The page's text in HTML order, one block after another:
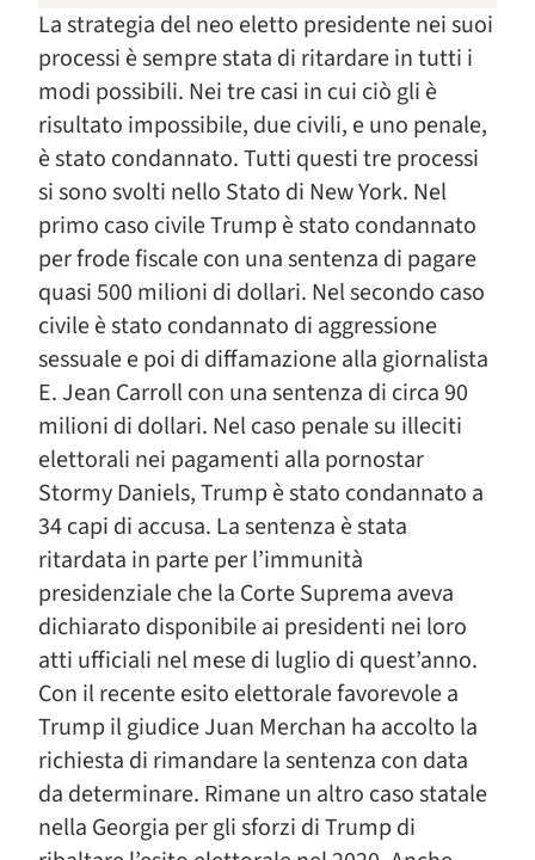
La strategia del neo eletto presidente nei suoi
processi è sempre stata di ritardare in tutti i
modi possibili. Nei tre casi in cui ciò gli è
risultato impossibile, due civili, e uno penale,
è stato condannato. Tutti questi tre processi
si sono svolti nello Stato di New York. Nel
primo caso civile Trump è stato condannato
per frode fiscale con una sentenza di pagare
quasi 500 milioni di dollari. Nel secondo caso
civile è stato condannato di aggressione
sessuale e poi di diffamazione alla giornalista
E. Jean Carroll con una sentenza di circa 90
milioni di dollari. Nel caso penale su illeciti
elettorali nei pagamenti alla pornostar
Stormy Daniels, Trump è stato condannato a
34 capi di accusa. La sentenza è stata
ritardata in parte per l’immunità
presidenziale che la Corte Suprema aveva
dichiarato disponibile ai presidenti nei loro
atti ufficiali nel mese di luglio di quest’anno.
Con il recente esito elettorale favorevole a
Trump il giudice Juan Merchan ha accolto la
richiesta di rimandare la sentenza con data
da determinare. Rimane un altro caso statale
nella Georgia per gli sforzi di Trump di